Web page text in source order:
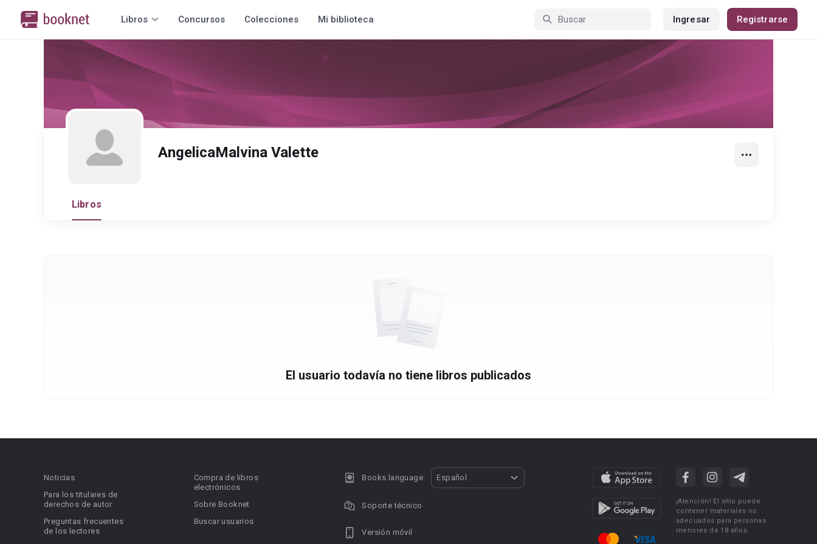
Libros Concursos Colecciones Mi biblioteca Ingresar Registrarse
AngelicaMalvina Valette
Libros
El usuario todavía no tiene libros publicados
Noticias
Para los titulares de
derechos de autor
Preguntas frecuentes
de los lectores
Compra de libros
electrónicos
Sobre Booknet
Buscar usuarios
Books language: Español
Soporte técnico
Versión móvil
¡Atención! El sitio puede
contener materiales no
adecuados para personas
menores de 18 años.